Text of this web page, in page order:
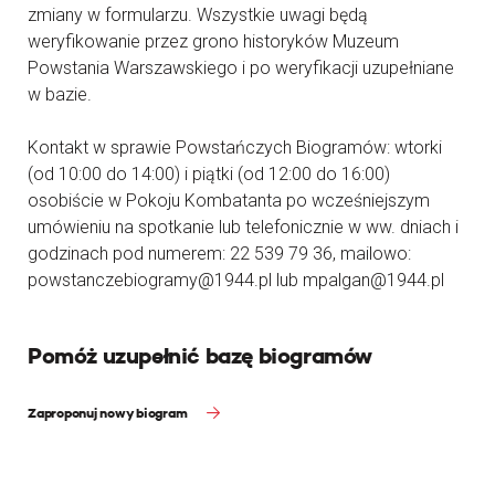
zmiany w formularzu. Wszystkie uwagi będą
weryfikowanie przez grono historyków Muzeum
Powstania Warszawskiego i po weryfikacji uzupełniane
w bazie.
Kontakt w sprawie Powstańczych Biogramów: wtorki
(od 10:00 do 14:00) i piątki (od 12:00 do 16:00)
osobiście w Pokoju Kombatanta po wcześniejszym
umówieniu na spotkanie lub telefonicznie w ww. dniach i
godzinach pod numerem: 22 539 79 36, mailowo:
powstanczebiogramy@1944.pl lub mpalgan@1944.pl
Pomóż uzupełnić bazę biogramów
Zaproponuj nowy biogram